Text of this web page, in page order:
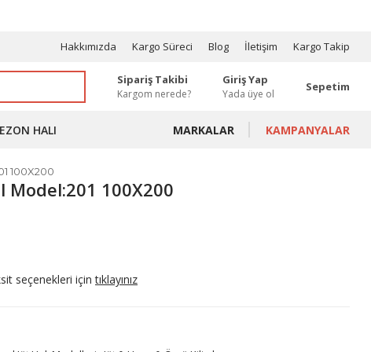
Hakkımızda Kargo Süreci Blog İletişim Kargo Takip
Sipariş Takibi
Kargom nerede?
Giriş Yap
Yada üye ol
Sepetim
HALI MARKALAR KAMPANYALAR
100X200
Model:201 100X200
seçenekleri içintıklayınız